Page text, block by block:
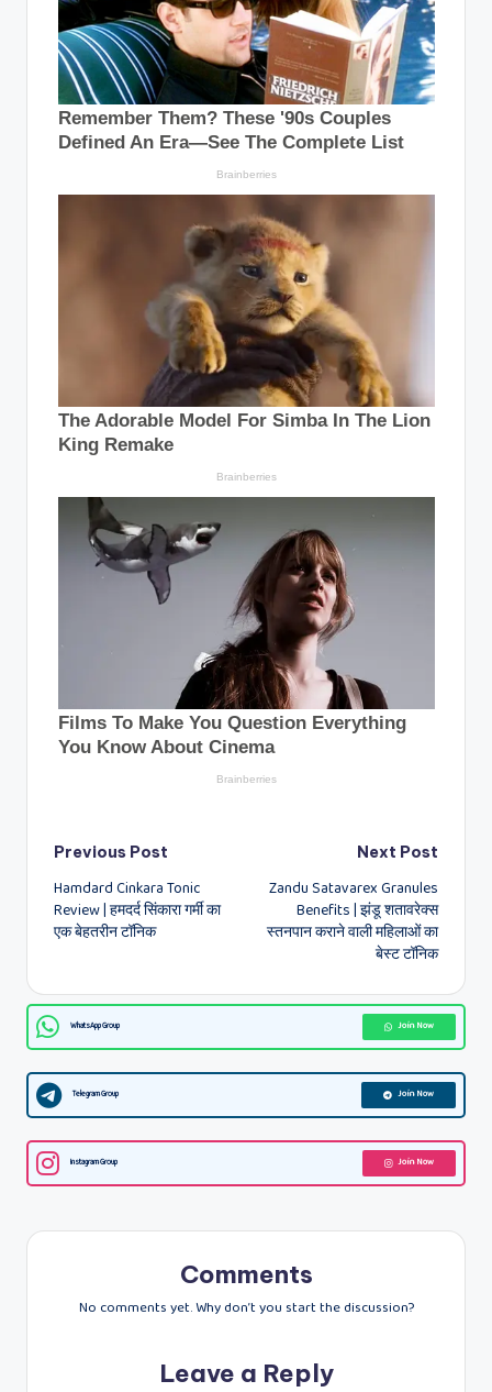
Post
navigation
Previous Post
Hamdard Cinkara Tonic
Review | हमदर्द सिंकारा गर्मी का
एक बेहतरीन टॉनिक
Next Post
Zandu Satavarex Granules
Benefits | झंडू शतावरेक्स
स्तनपान कराने वाली महिलाओं का
बेस्ट टॉनिक
WhatsApp Group Join Now
Telegram Group Join Now
Instagram Group Join Now
Comments
No comments yet. Why don’t you start the discussion?
Leave a Reply